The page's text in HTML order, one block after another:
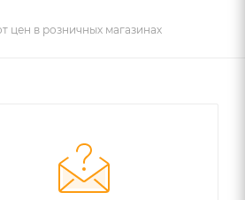
цен в розничных магазинах